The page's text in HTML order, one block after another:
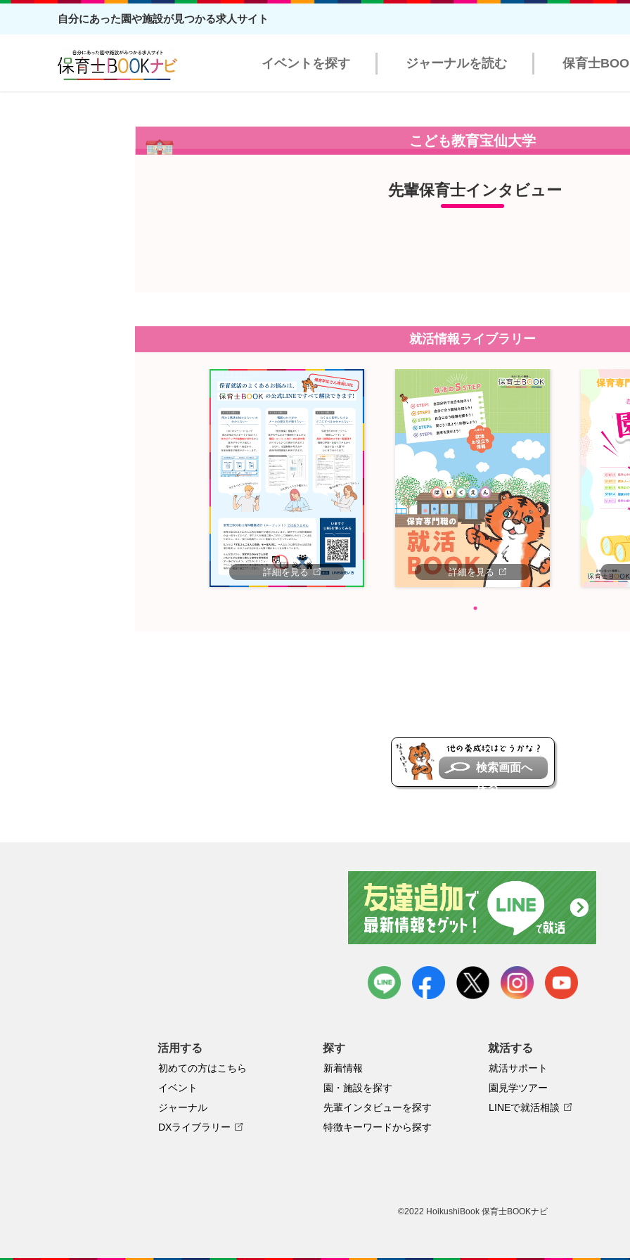
自分にあった園や施設が見つかる求人サイト
イベントを探す ジャーナルを読む 保育士
こども教育宝仙大学
先輩保育士インタビュー
就活情報ライブラリー
詳細を見る 詳細を見る
検索画面へ
戻る
LINE facebook instagramyoutube
活用する
初めての方はこちら
イベント
ジャーナル
DXライブラリー
探す
新着情報
園・施設を探す
先輩インタビューを探す
特徴キーワードから探す
就活する
就活サポート
園見学ツアー
LINEで就活相談
©2022 HoikushiBook 保育士BOOKナビ